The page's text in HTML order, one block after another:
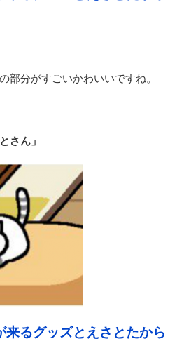
部分がすごいかわいいですね。
さん」
るグッズとえさとたから